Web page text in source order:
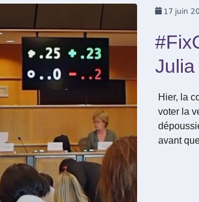
17 juin
Hier, la
voter la
avant